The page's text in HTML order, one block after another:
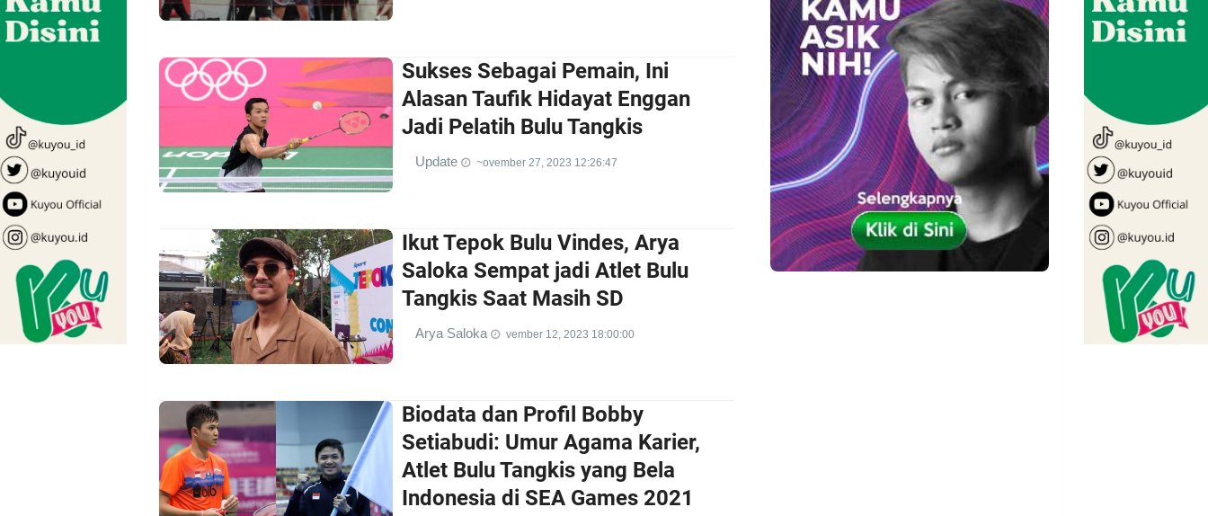
Sukses Sebagai Pemain, Ini
Alasan Taufik Hidayat Enggan
Jadi Pelatih Bulu Tangkis
Update ~ovember 27, 2023 12:26:47
Ikut Tepok Bulu Vindes, Arya
Saloka Sempat jadi Atlet Bulu
Tangkis Saat Masih SD
Arya Saloka vember 12, 2023 18:00:00
Biodata dan Profil Bobby
Setiabudi: Umur Agama Karier,
Atlet Bulu Tangkis yang Bela
Indonesia di SEA Games 2021